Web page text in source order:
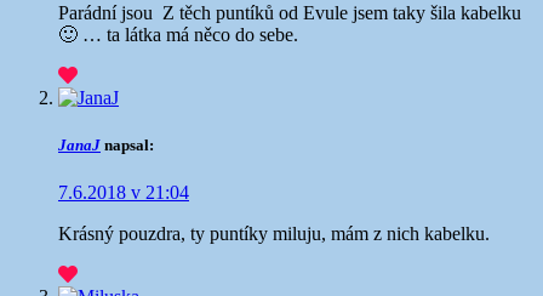
Parádní jsou Z těch puntíků od Evule jsem taky šila kabelku
🙂 … ta látka má něco do sebe.
JanaJ napsal:
7.6.2018 v 21:04
Krásný pouzdra, ty puntíky miluju, mám z nich kabelku.